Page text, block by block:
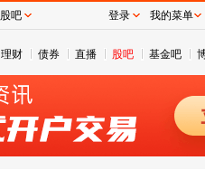
理财 债券 直播 股吧 基金吧
股吧 登录 我的菜单